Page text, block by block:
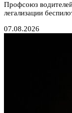
Профсоюз
легализации
07.08.2026